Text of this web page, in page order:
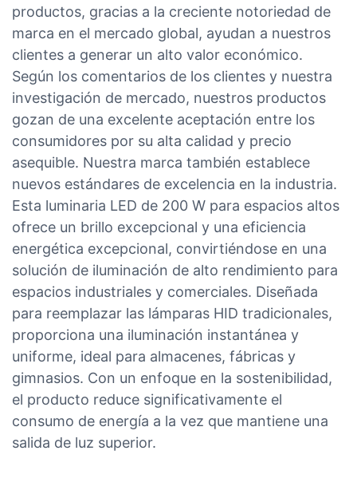
productos, gracias a la creciente notoriedad de
marca en el mercado global, ayudan a nuestros
clientes a generar un alto valor económico.
Según los comentarios de los clientes y nuestra
investigación de mercado, nuestros productos
gozan de una excelente aceptación entre los
consumidores por su alta calidad y precio
asequible. Nuestra marca también establece
nuevos estándares de excelencia en la industria.
Esta luminaria LED de 200 W para espacios altos
ofrece un brillo excepcional y una eficiencia
energética excepcional, convirtiéndose en una
solución de iluminación de alto rendimiento para
espacios industriales y comerciales. Diseñada
para reemplazar las lámparas HID tradicionales,
proporciona una iluminación instantánea y
uniforme, ideal para almacenes, fábricas y
gimnasios. Con un enfoque en la sostenibilidad,
el producto reduce significativamente el
consumo de energía a la vez que mantiene una
salida de luz superior.